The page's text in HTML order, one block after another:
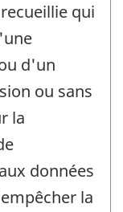
qui
d'un
ou sans
la
données
la